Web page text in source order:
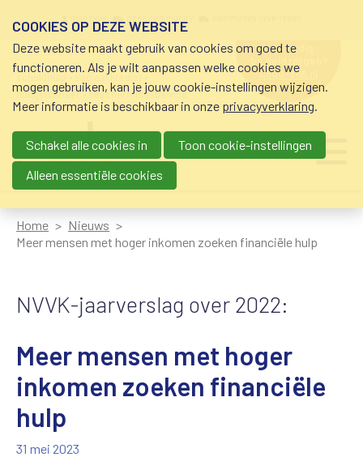
schuldhulp • sociaal krediet •
budgetbeheer • beschermingsbewind
hulp nodig
bij geldzorgen?
0800-8115.nl
Main navigation
Home
Nieuws
Meer mensen met hoger inkomen zoeken financiële hulp
NVVK-jaarverslag over 2022:
Meer mensen met hoger
inkomen zoeken financiële
hulp
31 mei 2023
COOKIES OP DEZE WEBSITE
Deze website maakt gebruik van cookies om goed te
functioneren. Als je wilt aanpassen welke cookies we
mogen gebruiken, kan je jouw cookie-instellingen wijzigen.
Meer informatie is beschikbaar in onze privacyverklaring.
Schakel alle cookies in
Toon cookie-instellingen
Alleen essentiële cookies